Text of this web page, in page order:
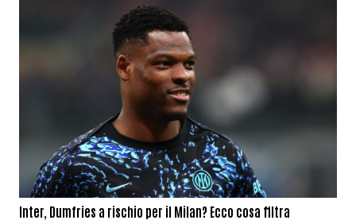
Inter, Dumfries a rischio per il Milan? Ecco cosa filtra